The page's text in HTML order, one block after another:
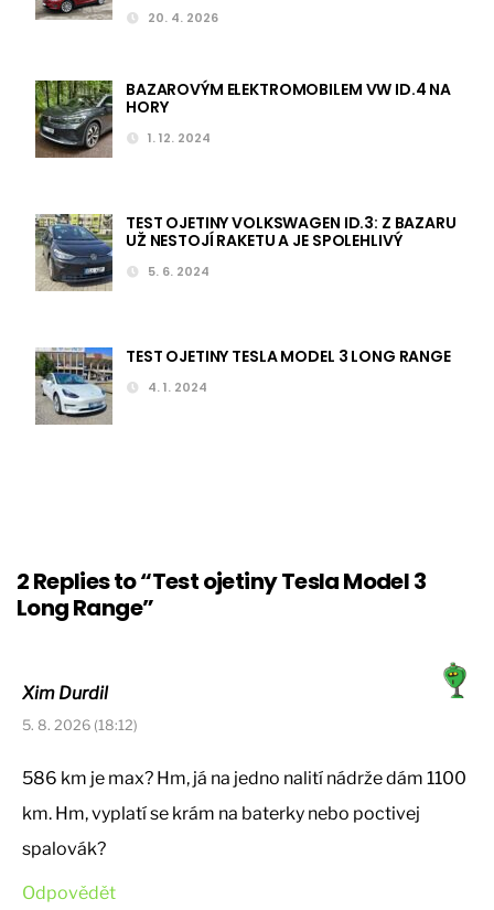
20. 4. 2026
BAZAROVÝM ELEKTROMOBILEM VW ID.4 NA
HORY
1. 12. 2024
TEST OJETINY VOLKSWAGEN ID.3: Z BAZARU
UŽ NESTOJÍ RAKETU A JE SPOLEHLIVÝ
5. 6. 2024
TEST OJETINY TESLA MODEL 3 LONG RANGE
4. 1. 2024
2 Replies to “Test ojetiny Tesla Model 3
Long Range”
Xim Durdil
5. 8. 2026 (18:12)
586 km je max? Hm, já na jedno nalití nádrže dám 1100
km. Hm, vyplatí se krám na baterky nebo poctivej
spalovák?
Odpovědět